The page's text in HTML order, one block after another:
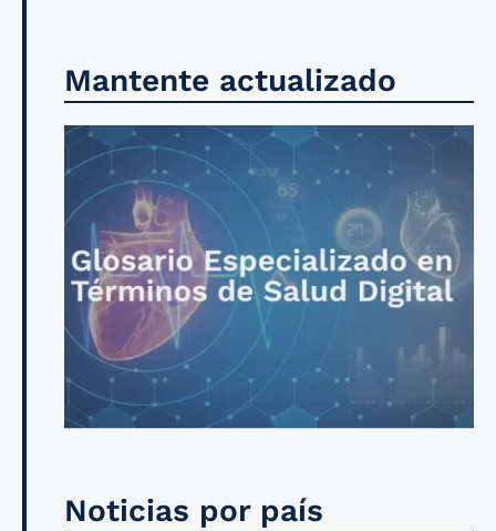
Mantente actualizado
Noticias por país